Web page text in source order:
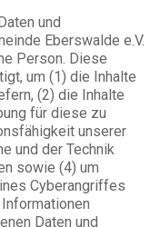
und
Eberswalde e.V.
Person. Diese
um (1) die Inhalte
(2) die Inhalte
für diese zu
unserer
und der Technik
sowie (4) um
Cyberangriffes
Daten und